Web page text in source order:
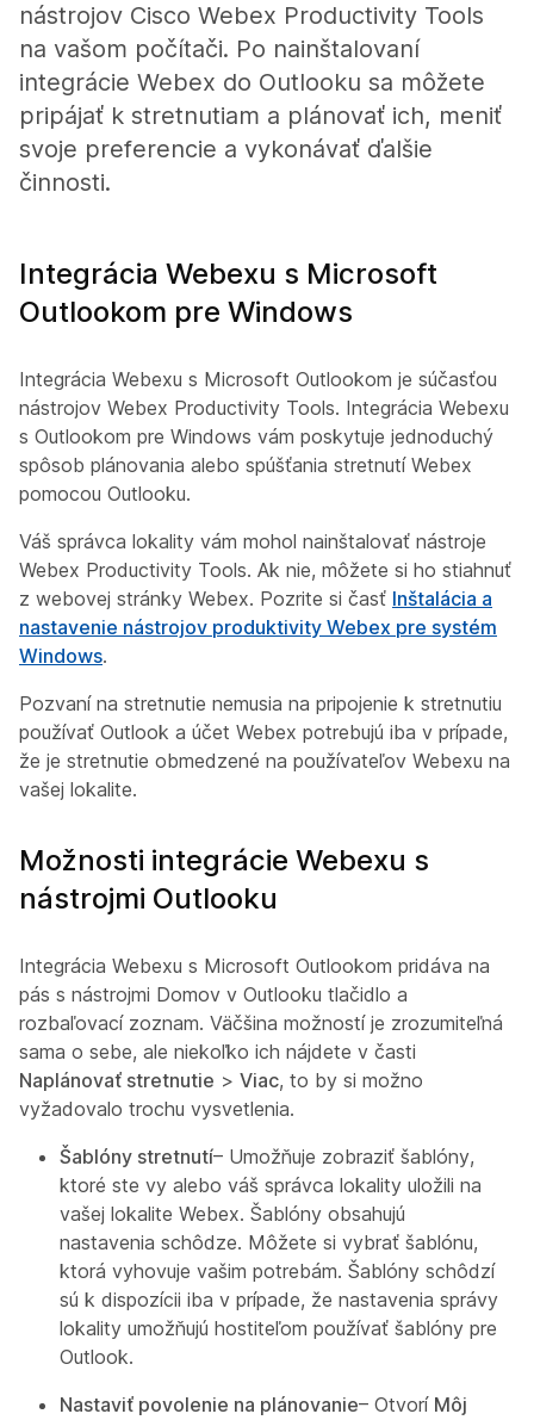
nástrojov Cisco Webex Productivity Tools
na vašom počítači. Po nainštalovaní
integrácie Webex do Outlooku sa môžete
pripájať k stretnutiam a plánovať ich, meniť
svoje preferencie a vykonávať ďalšie
činnosti.
Integrácia Webexu s Microsoft
Outlookom pre Windows
Integrácia Webexu s Microsoft Outlookom je súčasťou
nástrojov Webex Productivity Tools. Integrácia Webexu
s Outlookom pre Windows vám poskytuje jednoduchý
spôsob plánovania alebo spúšťania stretnutí Webex
pomocou Outlooku.
Váš správca lokality vám mohol nainštalovať nástroje
Webex Productivity Tools. Ak nie, môžete si ho stiahnuť
z webovej stránky Webex. Pozrite si časť Inštalácia a
nastavenie nástrojov produktivity Webex pre systém
Windows.
Pozvaní na stretnutie nemusia na pripojenie k stretnutiu
používať Outlook a účet Webex potrebujú iba v prípade,
že je stretnutie obmedzené na používateľov Webexu na
vašej lokalite.
Možnosti integrácie Webexu s
nástrojmi Outlooku
Integrácia Webexu s Microsoft Outlookom pridáva na
pás s nástrojmi Domov v Outlooku tlačidlo a
rozbaľovací zoznam. Väčšina možností je zrozumiteľná
sama o sebe, ale niekoľko ich nájdete v časti
Naplánovať stretnutie > Viac, to by si možno
vyžadovalo trochu vysvetlenia.
Šablóny stretnutí– Umožňuje zobraziť šablóny,
ktoré ste vy alebo váš správca lokality uložili na
vašej lokalite Webex. Šablóny obsahujú
nastavenia schôdze. Môžete si vybrať šablónu,
ktorá vyhovuje vašim potrebám. Šablóny schôdzí
sú k dispozícii iba v prípade, že nastavenia správy
lokality umožňujú hostiteľom používať šablóny pre
Outlook.
Nastaviť povolenie na plánovanie– Otvorí Môj